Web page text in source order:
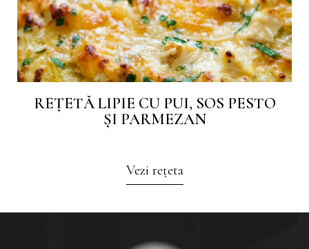
REȚETĂ LIPIE CU PUI, SOS PESTO
ȘI PARMEZAN
Vezi rețeta